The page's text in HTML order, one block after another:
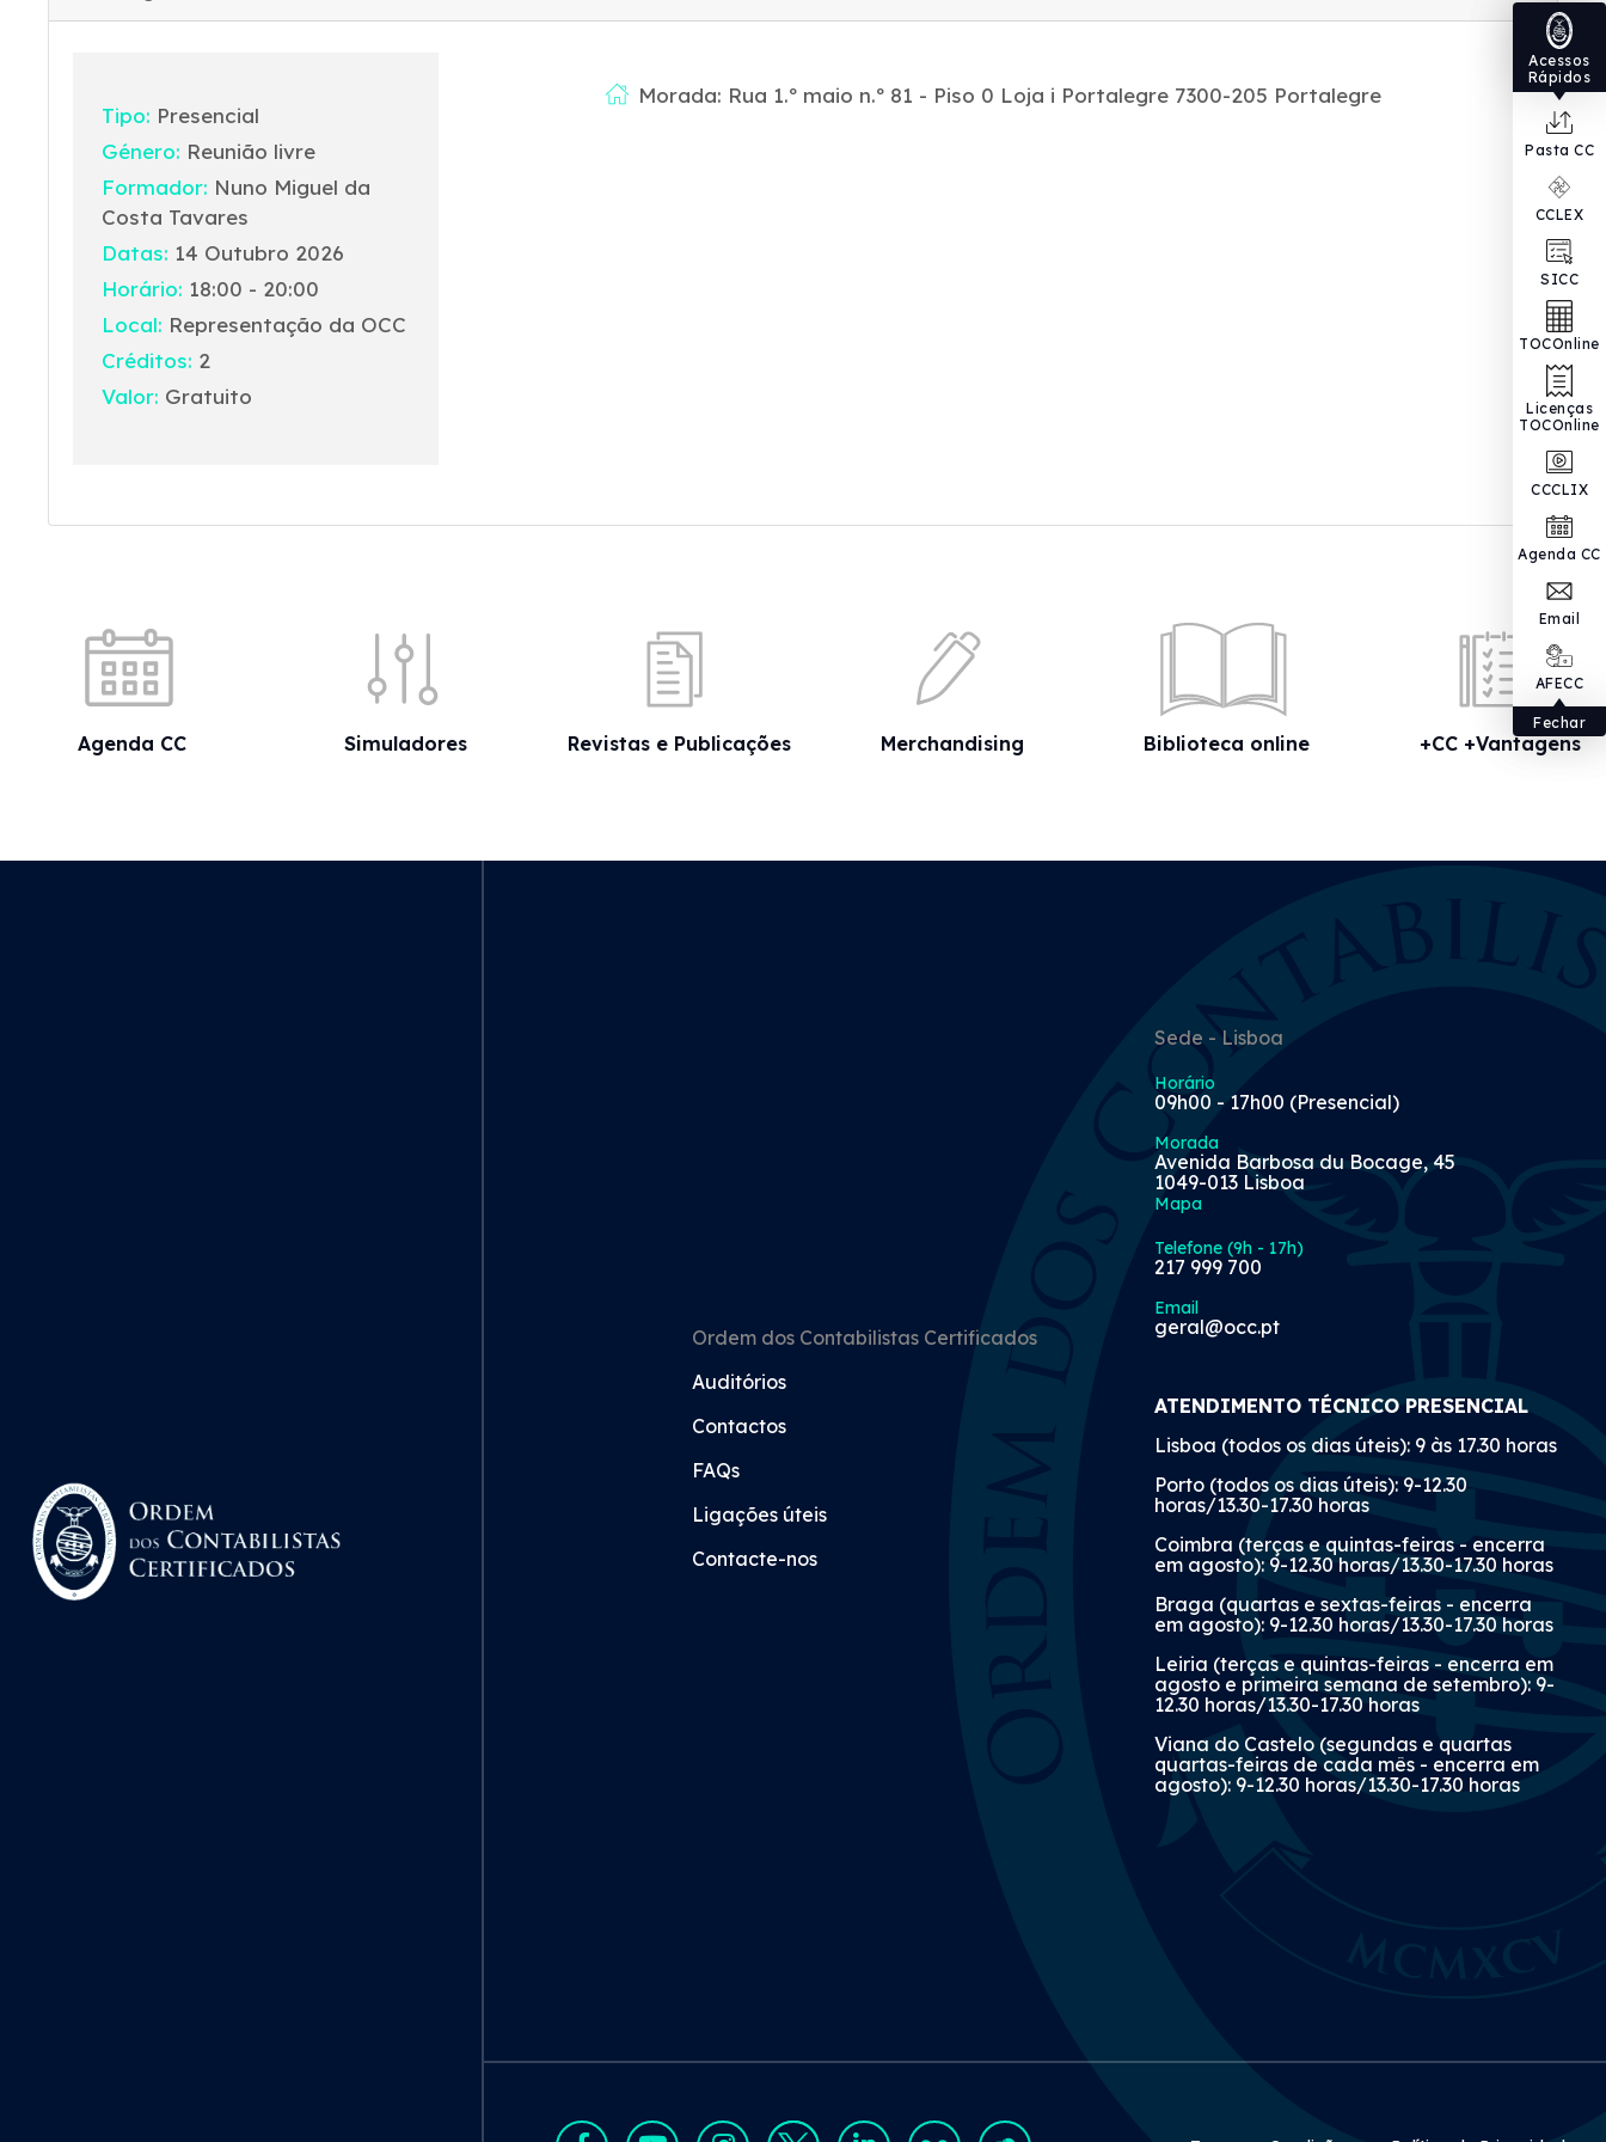
Acessos
Rápidos
Pasta CC
CCLEX
SICC
TOCOnline
Licenças
TOCOnline
CCCLIX
Agenda CC
Email
AFECC
Fechar
Tipo: Presencial
Género: Reunião livre
Formador: Nuno Miguel da
Costa Tavares
Datas: 14 Outubro 2026
Horário: 18:00 - 20:00
Local: Representação da OCC
Créditos: 2
Valor: Gratuito
Morada: Rua 1.º maio n.º 81 - Piso 0 Loja i Portalegre 7300-205 Portalegre
Agenda CC Simuladores Revistas e Publicações Merchandising Biblioteca online +CC +Vantagens
Ordem dos Contabilistas Certificados
Auditórios
Contactos
FAQs
Ligações úteis
Contacte-nos
Sede - Lisboa
Horário
09h00 - 17h00 (Presencial)
Morada
Avenida Barbosa du Bocage, 45
1049-013 Lisboa
Mapa
Telefone (9h - 17h)
217 999 700
Email
geral@occ.pt
ATENDIMENTO TÉCNICO PRESENCIAL
Lisboa (todos os dias úteis): 9 às 17.30 horas
Porto (todos os dias úteis): 9-12.30
horas/13.30-17.30 horas
Coimbra (terças e quintas-feiras - encerra
em agosto): 9-12.30 horas/13.30-17.30 horas
Braga (quartas e sextas-feiras - encerra
em agosto): 9-12.30 horas/13.30-17.30 horas
Leiria (terças e quintas-feiras - encerra em
agosto e primeira semana de setembro): 9-
12.30 horas/13.30-17.30 horas
Viana do Castelo (segundas e quartas
quartas-feiras de cada mês - encerra em
agosto): 9-12.30 horas/13.30-17.30 horas